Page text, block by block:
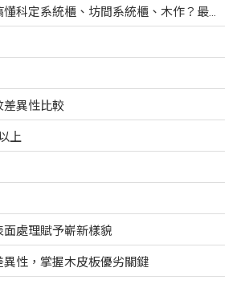
裝潢設計前要搞懂科定系統櫃、坊間系統櫃、木作？最完整比較，裝潢設計前必看！
差異性比較
上
處理賦予嶄新樣貌
性，掌握木皮板優劣關鍵